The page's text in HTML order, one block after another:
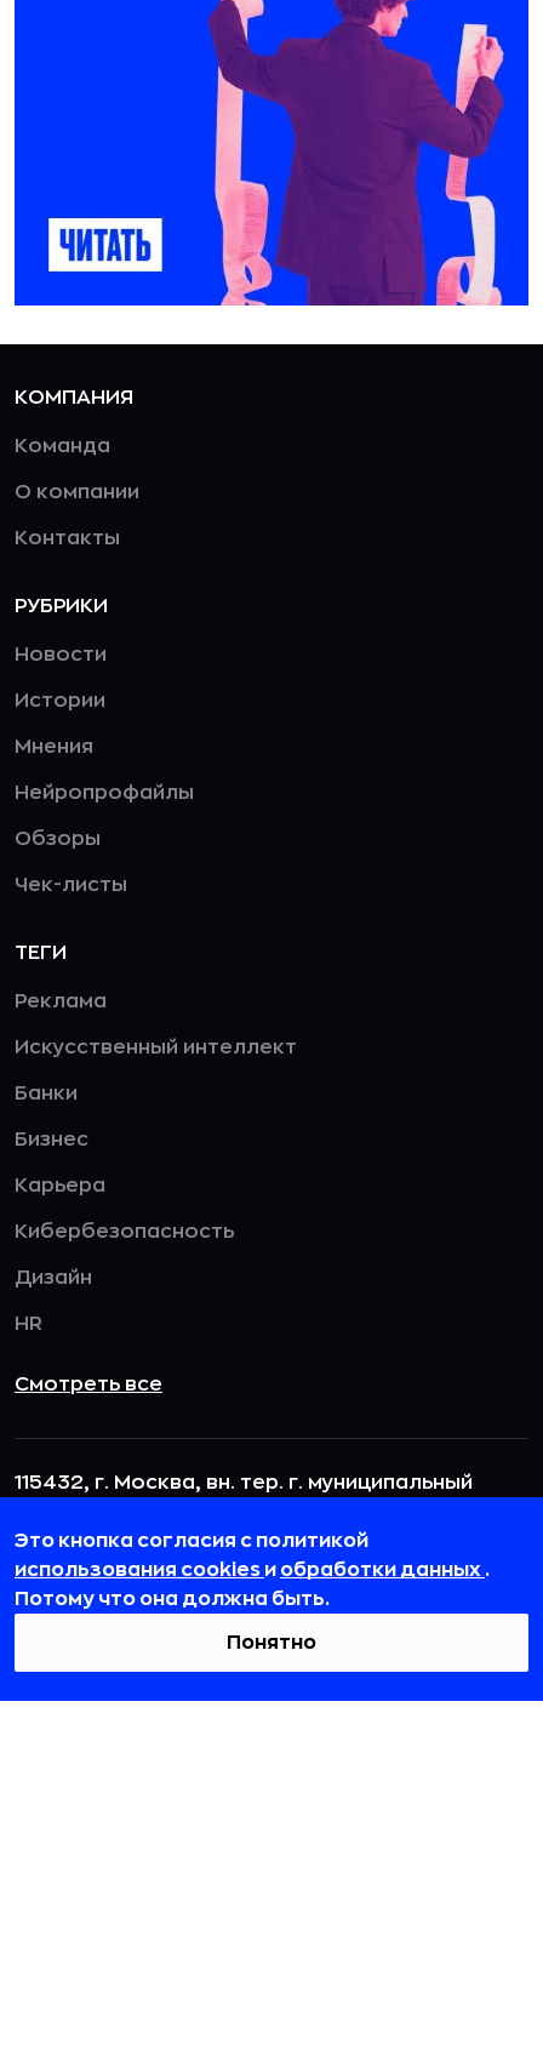
КОМПАНИЯ
Команда
О компании
Контакты
РУБРИКИ
Новости
Истории
Мнения
Нейропрофайлы
Обзоры
Чек-листы
ТЕГИ
Реклама
Искусственный интеллект
Банки
Бизнес
Карьера
Кибербезопасность
Дизайн
HR
Смотреть все
115432, г. Москва, вн. тер. г. муниципальный
Это кнопка согласия с политикой
использования cookies и обработки данных .
Потому что она должна быть.
Понятно